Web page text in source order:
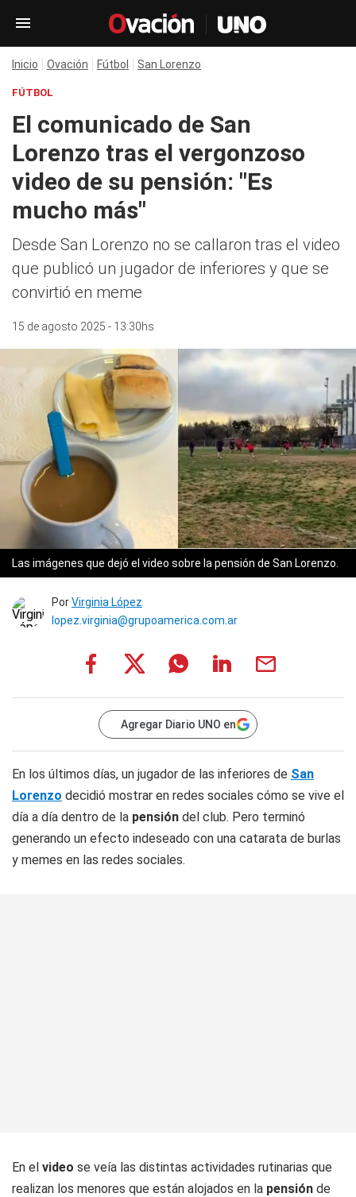
Inicio Ovación Fútbol San Lorenzo
FÚTBOL
El comunicado de San
Lorenzo tras el vergonzoso
video de su pensión: "Es
mucho más"
Desde San Lorenzo no se callaron tras el video
que publicó un jugador de inferiores y que se
convirtió en meme
15 de agosto 2025 - 13:30hs
Las imágenes que dejó el video sobre la pensión de San Lorenzo.
PorVirginia López
lopez.virginia@grupoamerica.com.ar
Agregar Diario UNO en
En los últimos días, un jugador de las inferiores de San
Lorenzo decidió mostrar en redes sociales cómo se vive el
día a día dentro de la pensión del club. Pero terminó
generando un efecto indeseado con una catarata de burlas
y memes en las redes sociales.
En el video se veía las distintas actividades rutinarias que
realizan los menores que están alojados en la pensión de